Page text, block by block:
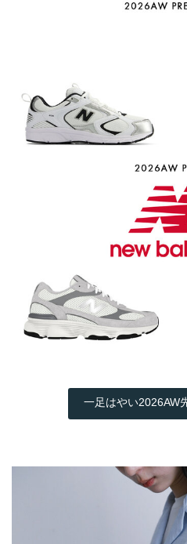
一足はやい2026AW